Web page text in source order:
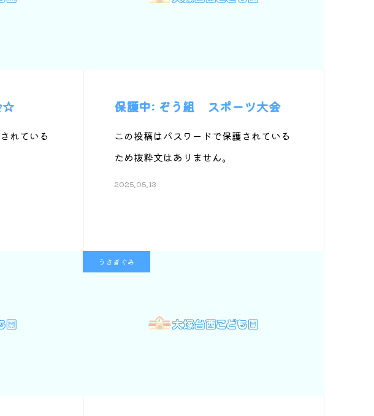
☆
れている
保護中: ぞう組 スポーツ大会
この投稿はパスワードで保護されている
ため抜粋文はありません。
2025.05.13
うさぎぐみ